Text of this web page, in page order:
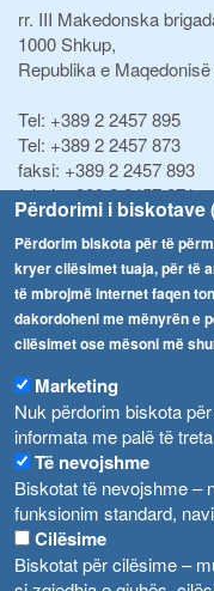
Përdorimi i biskotave
Përdorim biskota për të
kryer cilësimet tuaja, për të
të mbrojmë internet faqen
dakordoheni me mënyrën e
cilësimet ose mësoni më
Marketing
Nuk përdorim biskota
informata me palë të treta
Të nevojshme
Biskotat të nevojshme –
funksionim standard,
Cilësime
Biskotat për cilësime –
rr. III Makedonska
1000 Shkup,
Republika e
Tel: +389 2 2457 895
Tel: +389 2 2457 873
faksi: +389 2 2457 893
faksi:+389 2 2457 871
info@fva.gov.mk
Njoftime
Република Бугарија ги засили официјалните контроли при увоз на свежо овошје и зеленчук
Високите температури ризик од труење со храна, опасни се и за животните
Водата во Гостивар може да се користи како техничка, продолжува испораката на флаширана вода
Во Гостивар спроведени 70 вонредни контроли
Забраната за водата во Гостивар останува на сила, операторите да користат само технички безбедна вода
Arkivi
Ndalesa
Shpalljet